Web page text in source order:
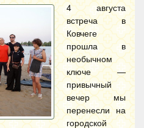
4 августа
встреча в
Ковчеге
прошла в
необычном
ключе —
привычный
вечер мы
перенесли на
городской